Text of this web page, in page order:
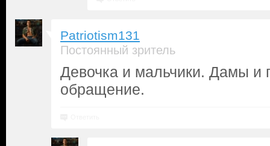
Patriotism131
Постоянный зритель
Девочка и мальчики. Дамы и
обращение.